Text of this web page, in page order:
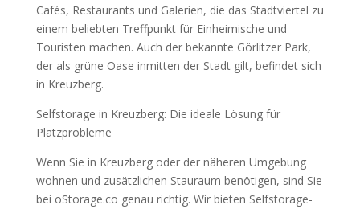
Cafés, Restaurants und Galerien, die das Stadtviertel zu
einem beliebten Treffpunkt für Einheimische und
Touristen machen. Auch der bekannte Görlitzer Park,
der als grüne Oase inmitten der Stadt gilt, befindet sich
in Kreuzberg.
Selfstorage in Kreuzberg: Die ideale Lösung für
Platzprobleme
Wenn Sie in Kreuzberg oder der näheren Umgebung
wohnen und zusätzlichen Stauraum benötigen, sind Sie
bei oStorage.co genau richtig. Wir bieten Selfstorage-